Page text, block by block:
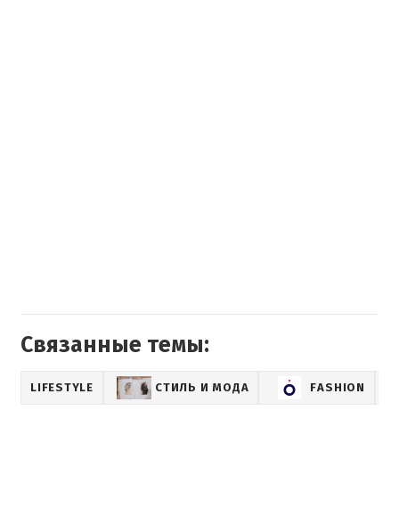
Связанные темы:
LIFESTYLE СТИЛЬ И МОДА FASHION